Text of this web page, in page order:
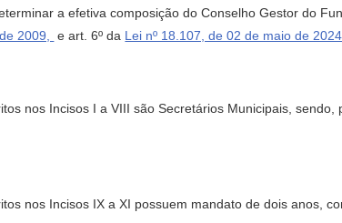
a efetiva composição do Conselho Gestor do
2009, e art. 6º da Lei nº 18.107, de 02 de maio de 2024,
nos Incisos I a VIII são Secretários Municipais,
nos Incisos IX a XI possuem mandato de dois anos,